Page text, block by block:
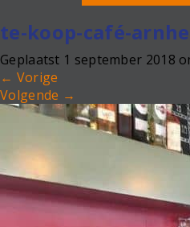
te-koop-café-
Geplaatst 1 september 2018
← Vorige
Volgende →